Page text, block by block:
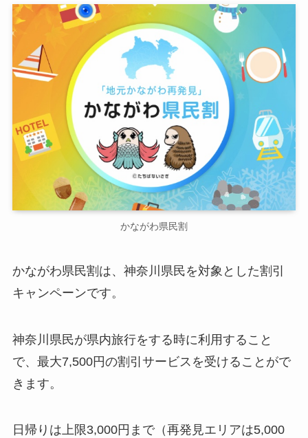
かながわ県民割
かながわ県民割は、神奈川県民を対象とした割引
キャンペーンです。
神奈川県民が県内旅行をする時に利用すること
で、最大7,500円の割引サービスを受けることがで
きます。
日帰りは上限3,000円まで（再発見エリアは5,000